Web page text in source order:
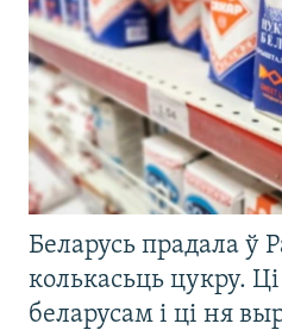
Беларусь прадала ў
колькасьць цукру.
беларусам і ці ня